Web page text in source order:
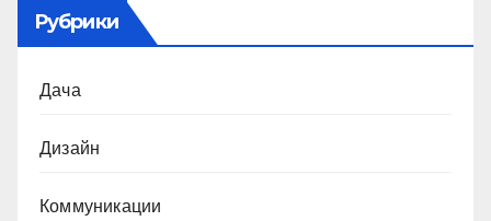
Рубрики
Дача
Дизайн
Коммуникации